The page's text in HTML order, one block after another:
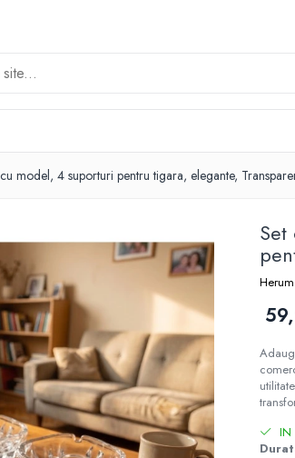
model, 4 suporturi pentru tigara, elegante,
Herum
IN